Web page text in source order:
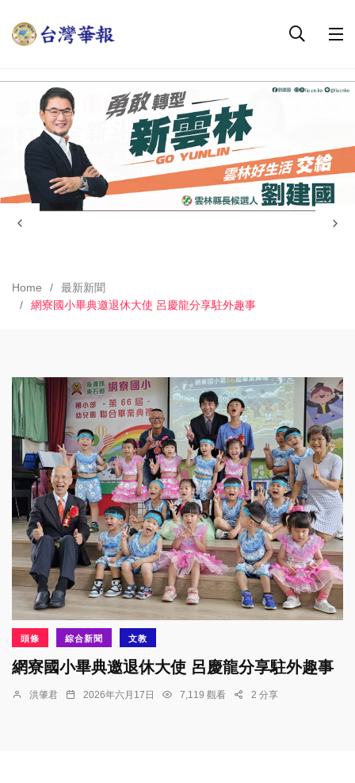
Home
最新新聞
網寮國小畢典邀退休大使 呂慶龍分享駐外趣事
頭條 綜合新聞 文教
網寮國小畢典邀退休大使 呂慶龍分享駐外趣事
洪肇君 2026年六月17日 7,119 觀看 2 分享